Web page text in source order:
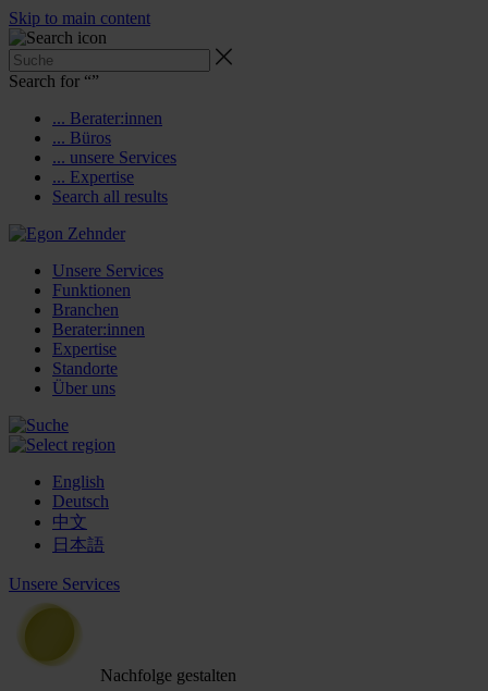
Skip to main content
Search for “”
... Berater:innen
... Büros
... unsere Services
... Expertise
Search all results
Unsere Services
Funktionen
Branchen
Berater:innen
Expertise
Standorte
Über uns
English
Deutsch
中文
日本語
Unsere Services
Nachfolge gestalten